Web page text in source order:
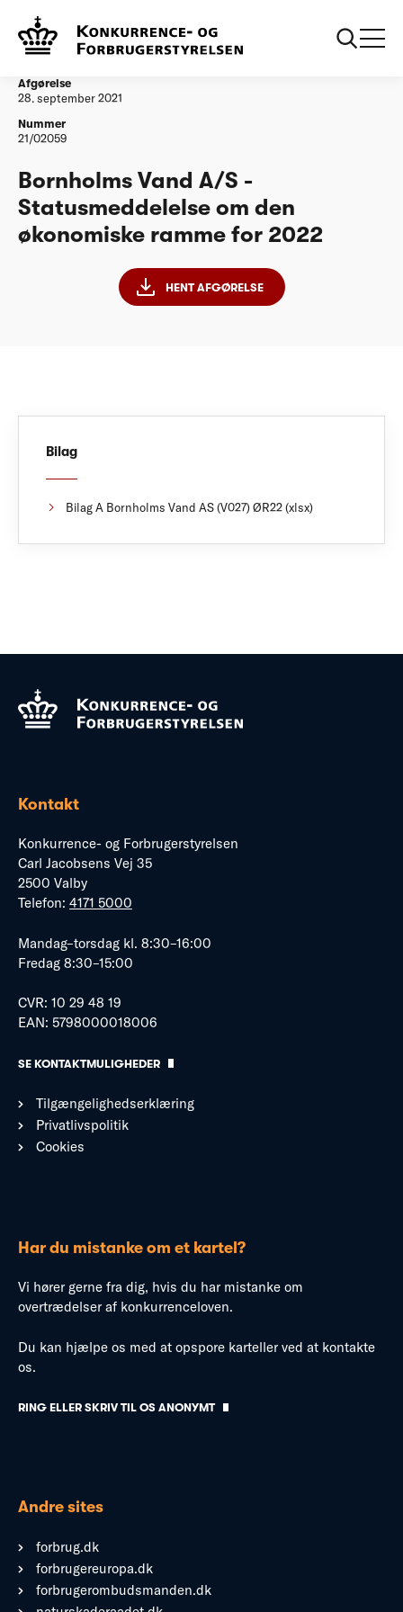
Vandtilsyn
økonomiske ramme for 2022
Afgørelse
28. september 2021
Nummer
21/02059
Bornholms Vand A/S -
Statusmeddelelse om den
økonomiske ramme for 2022
HENT AFGØRELSE
Bilag
Bilag A Bornholms Vand AS (V027) ØR22 (xlsx)
Kontakt
Konkurrence- og Forbrugerstyrelsen
Carl Jacobsens Vej 35
2500 Valby
Telefon: 4171 5000
Mandag–torsdag kl. 8:30–16:00
Fredag 8:30–15:00
CVR: 10 29 48 19
EAN: 5798000018006
SE KONTAKTMULIGHEDER
Tilgængelighedserklæring
Privatlivspolitik
Cookies
Har du mistanke om et kartel?
Vi hører gerne fra dig, hvis du har mistanke om
overtrædelser af konkurrenceloven.
Du kan hjælpe os med at opspore karteller ved at kontakte
os.
RING ELLER SKRIV TIL OS ANONYMT
Andre sites
forbrug.dk
forbrugereuropa.dk
forbrugerombudsmanden.dk